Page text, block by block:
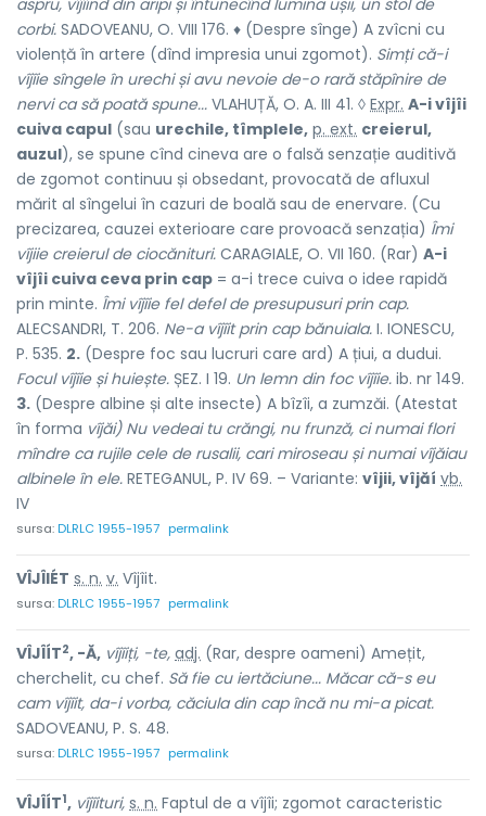
aspru, vîjîind din aripi și întunecînd lumina ușii, un stol de
corbi. SADOVEANU, O. VIII 176. ♦ (Despre sînge) A zvîcni cu
violență în artere (dînd impresia unui zgomot). Simți că-i
vîjîie sîngele în urechi și avu nevoie de-o rară stăpînire de
nervi ca să poată spune... VLAHUȚĂ, O. A. III 41. ◊ Expr. A-i vîjîi
cuiva capul (sau urechile, tîmplele, p. ext. creierul,
auzul), se spune cînd cineva are o falsă senzație auditivă
de zgomot continuu și obsedant, provocată de afluxul
mărit al sîngelui în cazuri de boală sau de enervare. (Cu
precizarea, cauzei exterioare care provoacă senzația) Îmi
vîjiie creierul de ciocănituri. CARAGIALE, O. VII 160. (Rar) A-i
vîjîi cuiva ceva prin cap = a-i trece cuiva o idee rapidă
prin minte. Îmi vîjîie fel defel de presupusuri prin cap.
ALECSANDRI, T. 206. Ne-a vîjîit prin cap bănuiala. I. IONESCU,
P. 535. 2. (Despre foc sau lucruri care ard) A țiui, a dudui.
Focul vîjîie și huiește. ȘEZ. I 19. Un lemn din foc vîjîie. ib. nr 149.
3. (Despre albine și alte insecte) A bîzîi, a zumzăi. (Atestat
în forma vîjăi) Nu vedeai tu crăngi, nu frunză, ci numai flori
mîndre ca rujile cele de rusalii, cari miroseau și numai vîjăiau
albinele în ele. RETEGANUL, P. IV 69. – Variante: vîjii, vîjăí vb.
IV
sursa:DLRLC 1955-1957 permalink
VÎJÎIÉT s. n. v. Vîjîit.
sursa:DLRLC 1955-1957 permalink
VÎJÎÍT2, -Ă, vîjîiți, -te, adj. (Rar, despre oameni) Amețit,
cherchelit, cu chef. Să fie cu iertăciune... Măcar că-s eu
cam vîjîit, da-i vorba, căciula din cap încă nu mi-a picat.
SADOVEANU, P. S. 48.
sursa:DLRLC 1955-1957 permalink
VÎJÎÍT1, vîjîituri, s. n. Faptul de a vîjîi; zgomot caracteristic